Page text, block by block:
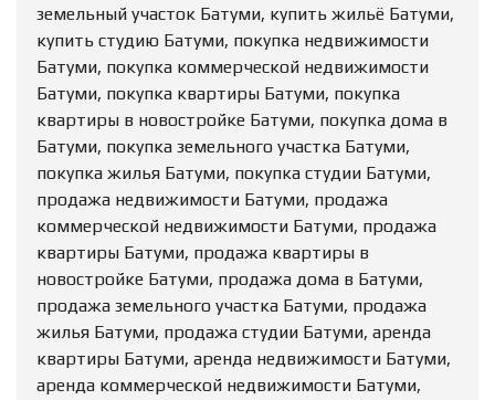
земельный участок Батуми, купить жильё Батуми,
купить студию Батуми, покупка недвижимости
Батуми, покупка коммерческой недвижимости
Батуми, покупка квартиры Батуми, покупка
квартиры в новостройке Батуми, покупка дома в
Батуми, покупка земельного участка Батуми,
покупка жилья Батуми, покупка студии Батуми,
продажа недвижимости Батуми, продажа
коммерческой недвижимости Батуми, продажа
квартиры Батуми, продажа квартиры в
новостройке Батуми, продажа дома в Батуми,
продажа земельного участка Батуми, продажа
жилья Батуми, продажа студии Батуми, аренда
квартиры Батуми, аренда недвижимости Батуми,
аренда коммерческой недвижимости Батуми,